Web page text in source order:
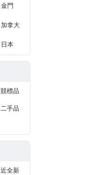
金門
加拿大
日本
競標品
二手品
近全新